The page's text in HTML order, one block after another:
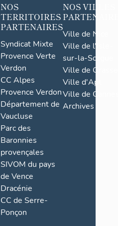
NOS
TERRITOIRES
PARTENAIRES
Syndicat Mixte
Provence Verte
Verdon
CC Alpes
Provence Verdon
Département de
Vaucluse
Parc des
Baronnies
provençales
SIVOM du pays
de Vence
Dracénie
CC de Serre-
Ponçon
NOS VILLES
Ville de Nice
Ville de l'Isle-
sur-la-Sorgue
Ville de Grasse
Ville d'Apt
Ville de
Archives